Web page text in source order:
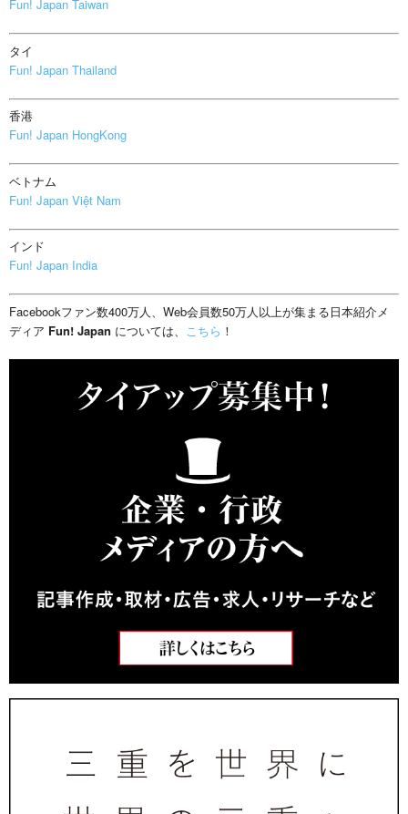
Fun! Japan Taiwan
タイ
Fun! Japan Thailand
香港
Fun! Japan HongKong
ベトナム
Fun! Japan Việt Nam
インド
Fun! Japan India
Facebookファン数400万人、Web会員数50万人以上が集まる日本紹介メ
ディア Fun! Japan については、 こちら ！